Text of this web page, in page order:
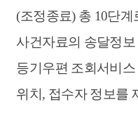
(조정종료) 총 10단
사건자료의 송달정
등기우편 조회서비
위치, 접수자 정보를